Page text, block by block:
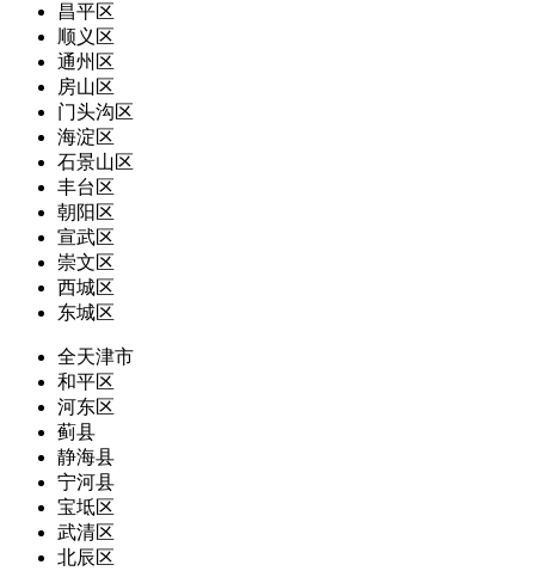
昌平区
顺义区
通州区
房山区
门头沟区
海淀区
石景山区
丰台区
朝阳区
宣武区
崇文区
西城区
东城区
全天津市
和平区
河东区
蓟县
静海县
宁河县
宝坻区
武清区
北辰区